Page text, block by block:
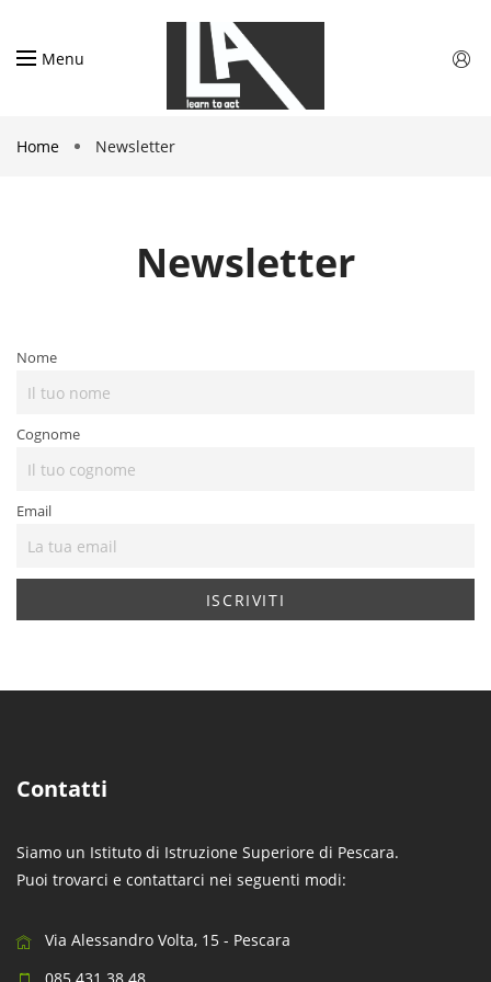
Menu
Home Newsletter
Newsletter
Nome
Cognome
Email
Contatti
Siamo un Istituto di Istruzione Superiore di Pescara.
Puoi trovarci e contattarci nei seguenti modi:
Via Alessandro Volta, 15 - Pescara